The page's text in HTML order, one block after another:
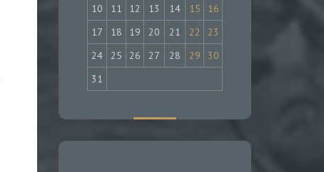
10
11 12 13 14 15
16
17
18 19 20 21 22
23
24
25 26 27 28 29
30
31